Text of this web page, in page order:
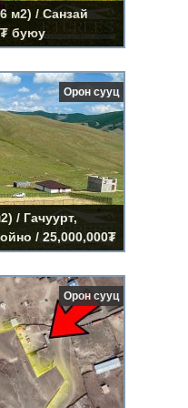
Дэлгэрэнгүй »
м2) / Санзай
буюу
/ Гачуурт,
хойно
Дэлгэрэнгүй »
/ Гачуурт,
/ 25,000,000₮
Орон сууц
авто
хойно
Орон сууц